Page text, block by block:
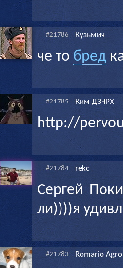
#21786 Кузьмич
че то бред
#21785 Ким ДЗЧРХ
http://
#21784 rekc
Сергей
ли))))я
#21783 Romario Agro